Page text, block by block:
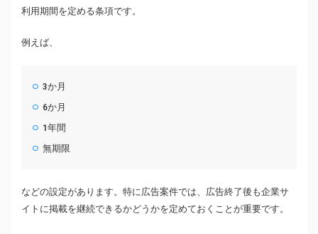
利用期間を定める条項です。
例えば、
3か月
6か月
1年間
無期限
などの設定があります。特に広告案件では、広告終了後も企業サ
イトに掲載を継続できるかどうかを定めておくことが重要です。